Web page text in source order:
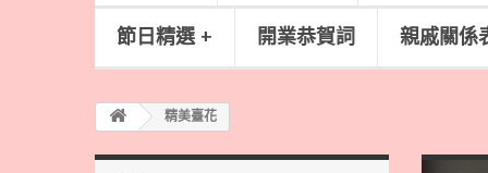
節日精選 + 開業恭賀詞 親戚關係
精美臺花